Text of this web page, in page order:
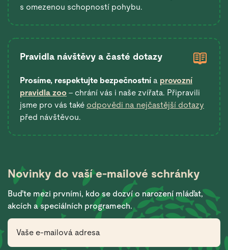
s omezenou schopností pohybu.
Pravidla návštěvy a časté dotazy
Prosíme, respektujte bezpečnostní a provozní
pravidla zoo – chrání vás i naše zvířata. Připravili
jsme pro vás také odpovědi na nejčastější dotazy
před návštěvou.
Novinky do vašíe-mailové schránky
Buďte mezi prvními, kdo se dozví o narození mláďat,
akcích a speciálních programech.